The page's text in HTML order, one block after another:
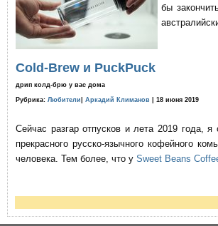
бы
Cold-Brew и PuckPuck
дрип колд-брю у вас дома
Рубрика: Любители Аркадий Климанов | 18 июня 2019
Сейчас разгар отпусков и лета 2019 года,
прекрасного русско-язычного кофейного
человека. Тем более, что у Sweet Beans